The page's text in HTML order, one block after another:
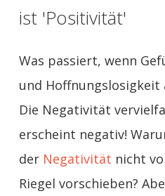
ist 'Positivität'
Was passiert, wenn
und Hoffnungslosigkeit
Die Negativität
erscheint negativ!
der Negativität nicht
Riegel vorschieben?